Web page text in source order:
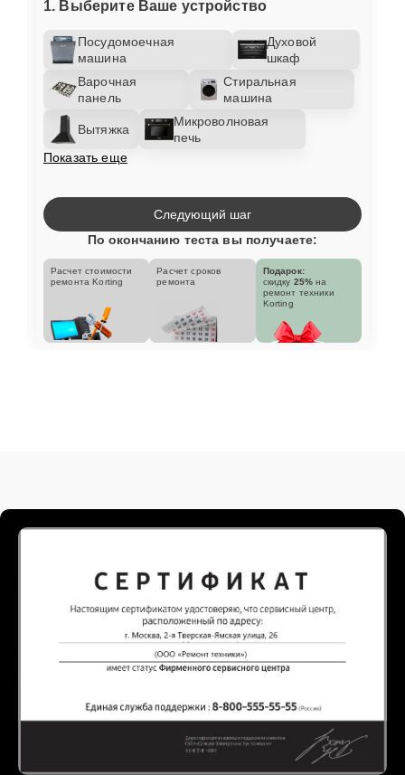
1. Выберите Ваше устройство
Посудомоечная
машина
Духовой
шкаф
Варочная
панель
Стиральная
машина
Вытяжка
Микроволновая
печь
Показать еще
Следующий шаг
По окончанию теста вы получаете:
Расчет стоимости
ремонта Korting
Расчет сроков
ремонта
Подарок:
скидку 25% на
ремонт техники
Korting